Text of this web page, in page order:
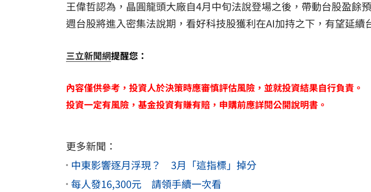
王偉哲認為，晶圓龍頭大廠自4月中旬法說登場之後，帶動台股盈餘
週台股將進入密集法說期，看好科技股獲利在AI加持之下，有望延續
三立新聞網提醒您：
內容僅供參考，投資人於決策時應審慎評估風險，並就投資結果自行負責。
投資一定有風險，基金投資有賺有賠，申購前應詳閱公開說明書。
更多新聞：
中東影響逐月浮現？ 3月「這指標」掉分
每人發16,300元 請領手續一次看